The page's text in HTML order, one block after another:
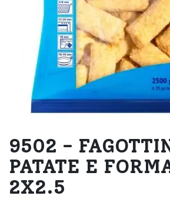
9502 -
PATATE E
2X2.5